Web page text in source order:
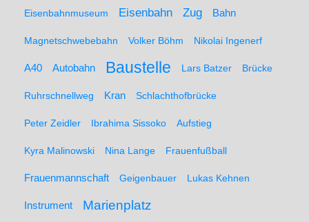
Eisenbahnmuseum Eisenbahn Zug Bahn
Magnetschwebebahn Volker Böhm Nikolai Ingenerf
A40 Autobahn Baustelle Lars Batzer Brücke
Ruhrschnellweg Kran Schlachthofbrücke
Peter Zeidler Ibrahima Sissoko Aufstieg
Kyra Malinowski Nina Lange Frauenfußball
Frauenmannschaft Geigenbauer Lukas Kehnen
Instrument Marienplatz